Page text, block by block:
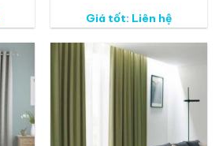
Giá tốt: Liên hệ